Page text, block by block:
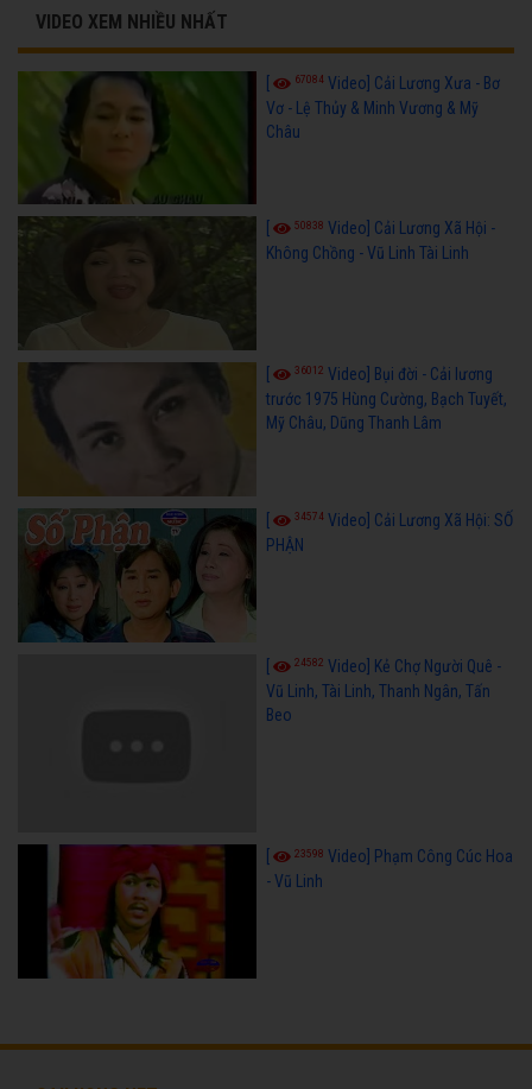
VIDEO XEM NHIỀU NHẤT
[ 67084 Video] Cải Lương Xưa - Bơ
Vơ - Lệ Thủy & Minh Vương & Mỹ
Châu
50838 Video] Cải Lương Xã Hội -
Không Chồng - Vũ Linh Tài Linh
36012 Video] Bụi đời - Cải lương
trước 1975 Hùng Cường, Bạch Tuyết,
Mỹ Châu, Dũng Thanh Lâm
34574 Video] Cải Lương Xã Hội: SỐ
PHẬN
24582 Video] Kẻ Chợ Người Quê -
Vũ Linh, Tài Linh, Thanh Ngân, Tấn
Beo
23598 Video] Phạm Công Cúc Hoa
- Vũ Linh